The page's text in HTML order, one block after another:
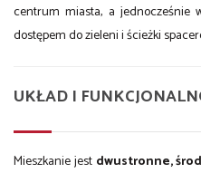
centrum miasta, a jednocześnie
dostępem do zieleni i ścieżki
UKŁAD I
Mieszkanie jest dwustronne,